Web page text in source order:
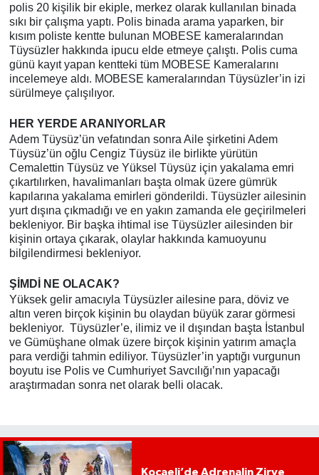
polis 20 kişilik bir ekiple, merkez olarak kullanılan binada
sıkı bir çalışma yaptı. Polis binada arama yaparken, bir
kısım poliste kentte bulunan MOBESE kameralarından
Tüysüzler hakkında ipucu elde etmeye çalıştı. Polis cuma
günü kayıt yapan kentteki tüm MOBESE Kameralarını
incelemeye aldı. MOBESE kameralarından Tüysüzler’in izi
sürülmeye çalışılıyor.
HER YERDE ARANIYORLAR
Adem Tüysüz’ün vefatından sonra Aile şirketini Adem
Tüysüz’ün oğlu Cengiz Tüysüz ile birlikte yürütün
Cemalettin Tüysüz ve Yüksel Tüysüz için yakalama emri
çıkartılırken, havalimanları başta olmak üzere gümrük
kapılarına yakalama emirleri gönderildi. Tüysüzler ailesinin
yurt dışına çıkmadığı ve en yakın zamanda ele geçirilmeleri
bekleniyor. Bir başka ihtimal ise Tüysüzler ailesinden bir
kişinin ortaya çıkarak, olaylar hakkında kamuoyunu
bilgilendirmesi bekleniyor.
ŞİMDİ NE OLACAK?
Yüksek gelir amacıyla Tüysüzler ailesine para, döviz ve
altın veren birçok kişinin bu olaydan büyük zarar görmesi
bekleniyor. Tüysüzler’e, ilimiz ve il dışından başta İstanbul
ve Gümüşhane olmak üzere birçok kişinin yatırım amaçla
para verdiği tahmin ediliyor. Tüysüzler’in yaptığı vurgunun
boyutu ise Polis ve Cumhuriyet Savcılığı’nın yapacağı
araştırmadan sonra net olarak belli olacak.
Kocaeli’de Adrenalin Zirve